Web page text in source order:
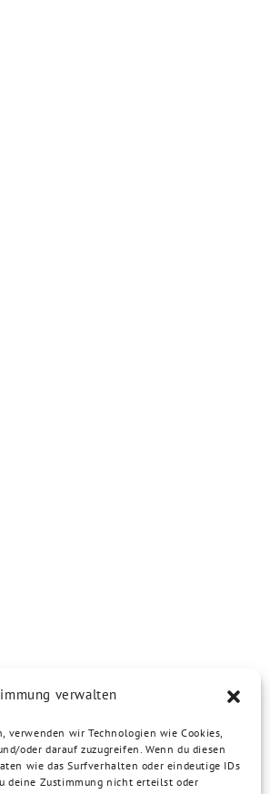
verwalten
verwenden wir Technologien wie Cookies,
oder darauf zuzugreifen. Wenn du diesen
wie das Surfverhalten oder eindeutige IDs
deine Zustimmung nicht erteilst oder